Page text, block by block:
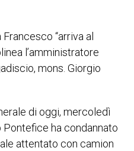
Francesco “arriva al
l’amministratore
mons. Giorgio
di oggi, mercoledì
Pontefice ha condannato
attentato con camion